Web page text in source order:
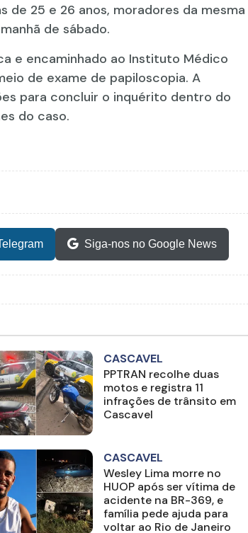
25 e 26 anos, moradores da mesma
de sábado.
e encaminhado ao Instituto Médico
de exame de papiloscopia. A
para concluir o inquérito dentro do
do caso.
Siga-nos no Google News
CASCAVEL
PPTRAN recolhe duas
motos e registra 11
infrações de trânsito em
Cascavel
CASCAVEL
Wesley Lima morre no
HUOP após ser vítima de
acidente na BR-369, e
família pede ajuda para
voltar ao Rio de Janeiro